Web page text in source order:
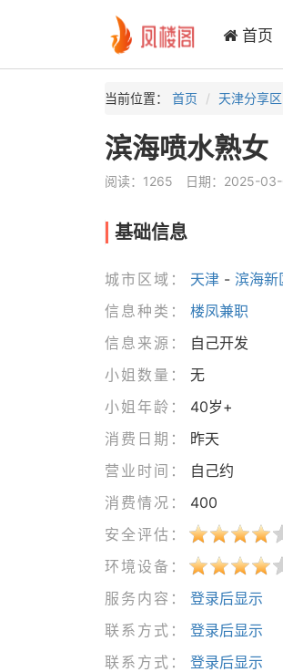
首页
当前位置： 首页 天津分享区
滨海喷水熟女
阅读：1265 日期：2025-
基础信息
城市区域： 天津- 滨海新
信息种类：
楼凤兼职
信息来源：
自己开发
小姐数量：
无
小姐年龄：
40岁+
消费日期：
昨天
营业时间：
自己约
消费情况：
400
安全评估：
环境设备：
服务内容：
登录后显示
联系方式：
登录后显示
联系方式：
登录后显示